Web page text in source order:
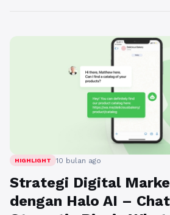
HIGHLIGHT 10 bulan ago
Strategi Digital
dengan Halo AI –